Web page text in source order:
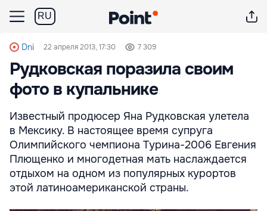
RU
Dni 22 апреля 2013, 17:30 7 309
Рудковская поразила своим
фото в купальнике
Известный продюсер Яна Рудковская улетела
в Мексику. В настоящее время супруга
Олимпийского чемпиона Турина-2006 Евгения
Плющенко и многодетная мать наслаждается
отдыхом на одном из популярных курортов
этой латиноамериканской страны.